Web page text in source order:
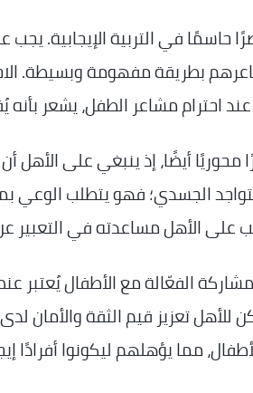
حاسمًا في التربية الإيجابية.
بطريقة مفهومة وبسيطة.
احترام مشاعر الطفل، يشعر
محوريًا أيضًا، إذ ينبغي على الأهل
الجسدي؛ فهو يتطلب الوعي
على الأهل مساعدته في التعبير
الفعّالة مع الأطفال يُعتبر
للأهل تعزيز قيم الثقة
مما يؤهلهم ليكونوا